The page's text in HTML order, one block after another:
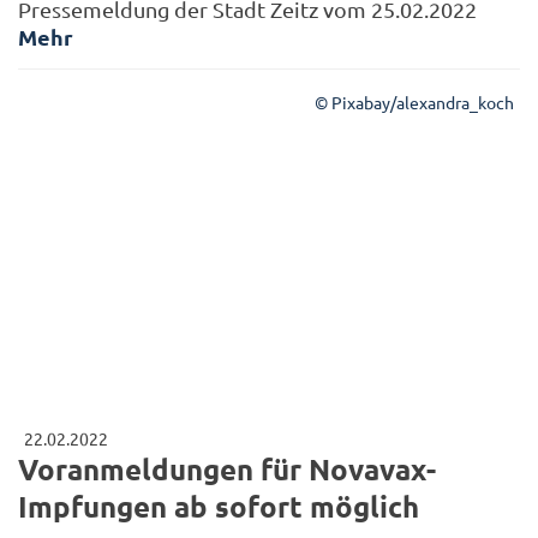
Pressemeldung der Stadt Zeitz vom 25.02.2022
Mehr
© Pixabay/alexandra_koch
22.02.2022
Voranmeldungen für Novavax-
Impfungen ab sofort möglich